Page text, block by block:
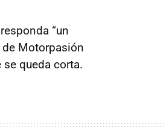
“un
Motorpasión
queda corta.